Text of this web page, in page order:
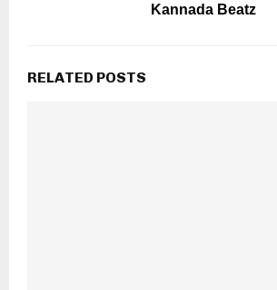
Kannada Beatz
RELATED POSTS